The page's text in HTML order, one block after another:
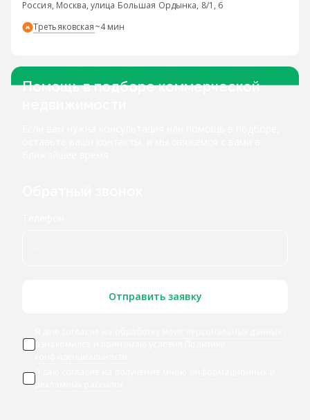
Россия, Москва, улица Большая Ордынка, 8/1, 6
Третьяковская~4 мин
Помощь в подборе коммерческой
Отправить заявку
ознакомился и принимаю условия
Я даю
рекламных рассылок